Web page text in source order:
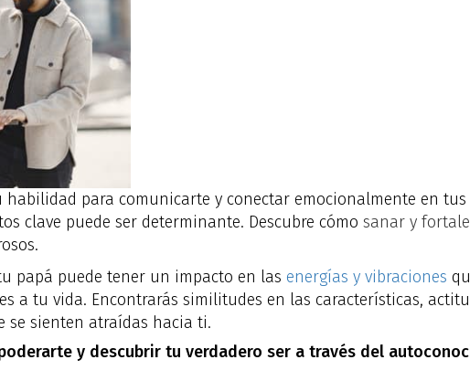
para comunicarte y conectar emocionalmente en tus
clave puede ser determinante. Descubre cómo sanar y
papá puede tener un impacto en las energías y vibraciones
a tu vida. Encontrarás similitudes en las características,
se sienten atraídas hacia ti.
y descubrir tu verdadero ser a través del